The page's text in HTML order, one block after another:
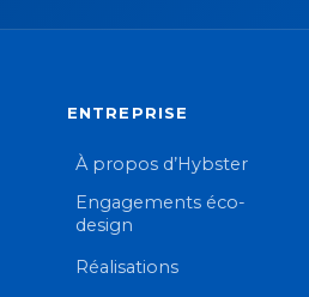
ENTREPRISE
À propos d’Hybster
Engagements éco-
design
Réalisations